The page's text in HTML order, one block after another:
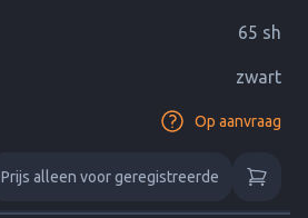
65 sh
zwart
Op aanvraag
Prijs alleen voor geregistreerde